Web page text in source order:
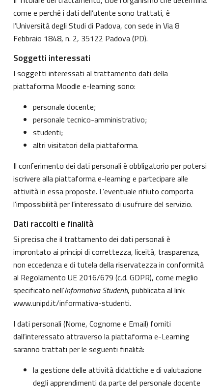
come e perché i dati dell’utente sono trattati, è
l’Università degli Studi di Padova, con sede in Via 8
Febbraio 1848, n. 2, 35122 Padova (PD).
Soggetti interessati
I soggetti interessati al trattamento dati della
piattaforma Moodle e-learning sono:
personale docente;
personale tecnico-amministrativo;
studenti;
altri visitatori della piattaforma.
Il conferimento dei dati personali è obbligatorio per potersi
iscrivere alla piattaforma e-learning e partecipare alle
attività in essa proposte. L’eventuale rifiuto comporta
l’impossibilità per l’interessato di usufruire del servizio.
Dati raccolti e finalità
Si precisa che il trattamento dei dati personali è
improntato ai principi di correttezza, liceità, trasparenza,
non eccedenza e di tutela della riservatezza in conformità
al Regolamento UE 2016/679 (c.d. GDPR), come meglio
specificato nell’Informativa Studenti, pubblicata al link
www.unipd.it/informativa-studenti.
I dati personali (Nome, Cognome e Email) forniti
dall’interessato attraverso la piattaforma e-Learning
saranno trattati per le seguenti finalità:
la gestione delle attività didattiche e di valutazione
degli apprendimenti da parte del personale docente